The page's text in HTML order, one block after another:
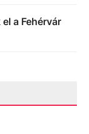
a Fehérvár